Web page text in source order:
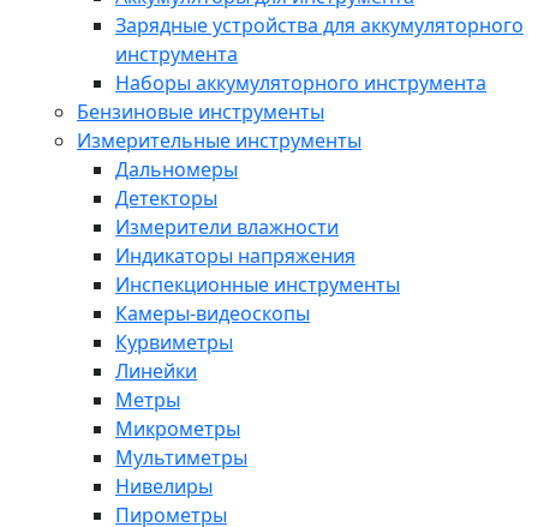
Зарядные устройства для аккумуляторного
инструмента
Наборы аккумуляторного инструмента
Бензиновые инструменты
Измерительные инструменты
Дальномеры
Детекторы
Измерители влажности
Индикаторы напряжения
Инспекционные инструменты
Камеры-видеоскопы
Курвиметры
Линейки
Метры
Микрометры
Мультиметры
Нивелиры
Пирометры